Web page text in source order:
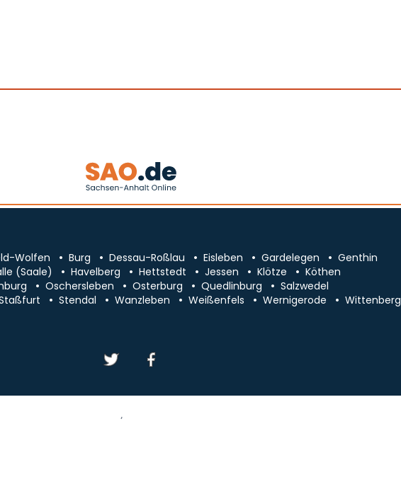
Wolfen Burg Dessau-Roßlau Eisleben Gardelegen
Genthin
(Saale) Havelberg Hettstedt Jessen Klötze
Köthen
Oschersleben Osterburg Quedlinburg
Salzwedel
Stendal Wanzleben Weißenfels Wernigerode
Wittenberg
Impressum/Kontakt